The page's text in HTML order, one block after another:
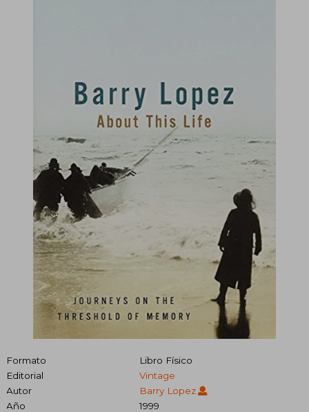
Formato
Libro Físico
Editorial
Vintage
Autor
Barry Lopez
Año
1999